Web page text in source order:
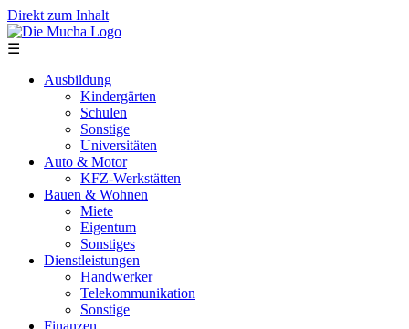
Direkt zum Inhalt
☰
Ausbildung
Kindergärten
Schulen
Sonstige
Universitäten
Auto & Motor
KFZ-Werkstätten
Bauen & Wohnen
Miete
Eigentum
Sonstiges
Dienstleistungen
Handwerker
Telekommunikation
Sonstige
Finanzen